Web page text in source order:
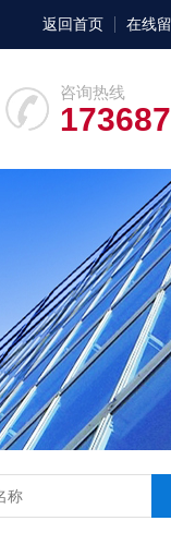
返回首页 在线
咨询热线